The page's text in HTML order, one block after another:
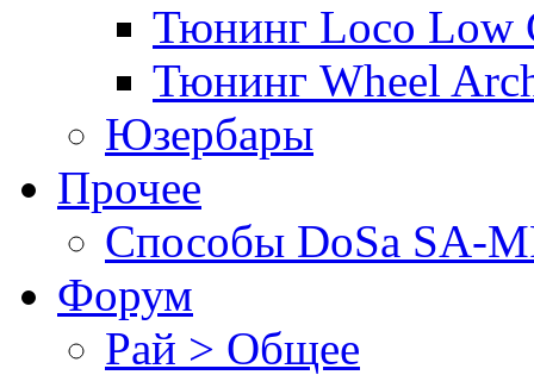
Тюнинг Loco Low
Тюнинг Wheel
Юзербары
Прочее
Cпособы DoSа SA-
Форум
Рай > Общее